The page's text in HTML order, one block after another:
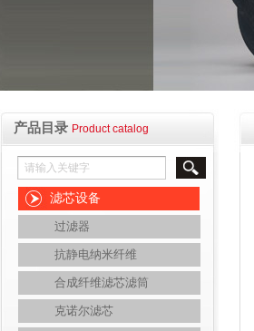
产品目录 Product catalog
滤芯设备
过滤器
抗静电纳米纤维
合成纤维滤芯滤筒
克诺尔滤芯